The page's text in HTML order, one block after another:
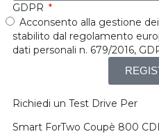
GDPR
Acconsento alla gestione
stabilito dal regolamento
dati personali n. 679/2016,
Richiedi un Test Drive Per
Smart ForTwo Coupè 800